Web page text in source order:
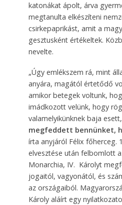
katonákat ápolt, árva
megtanulta elkészíteni
csirkepaprikást, amit a
gesztusként értékeltek.
nevelte.
„Úgy emlékszem rá, mint
anyára, magától értetődő
amikor betegek voltunk,
imádkozott velünk, hogy
valamelyikünknek baja
megfeddett bennünket,
írta anyjáról Félix főherceg.
elvesztése után felbomlott
Monarchia, IV. Károlyt
jogaitól, vagyonától, és
az országaiból.
Károly aláírt egy